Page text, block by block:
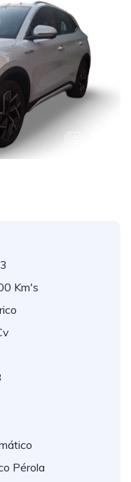
Km's
Pérola